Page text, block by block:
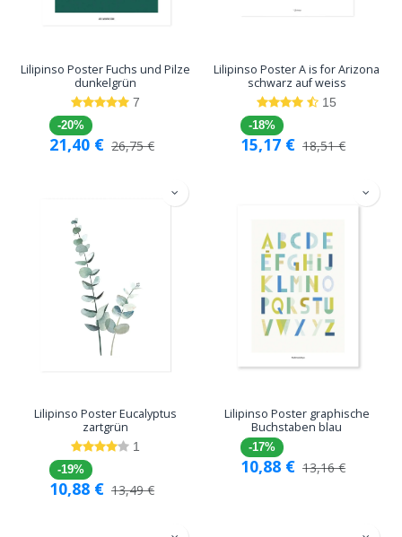
Lilipinso Poster Fuchs und Pilze
dunkelgrün
7
-20%
21,40 € 26,75€
Lilipinso Poster A is for Arizona
schwarz auf weiss
15
-18%
15,17 € 18,51€
Lilipinso Poster Eucalyptus
zartgrün
1
-19%
10,88 € 13,49€
Lilipinso Poster graphische
Buchstaben blau
-17%
10,88 € 13,16€